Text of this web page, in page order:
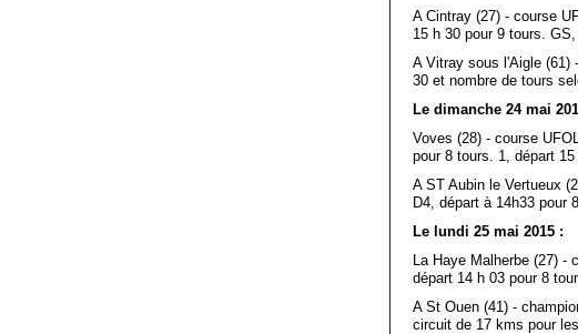
A Cintray (27) - course
15 h 30 pour 9 tours.
A Vitray sous l'Aigle (61)
30 et nombre de tours
Le dimanche 24 mai
Voves (28) - course
pour 8 tours. 1, départ
A ST Aubin le Vertueux
D4, départ à 14h33 pour
Le lundi 25 mai 2015 :
La Haye Malherbe (27) -
départ 14 h 03 pour 8
A St Ouen (41) -
circuit de 17 kms pour